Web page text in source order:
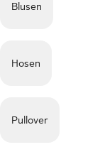
Blusen
Hosen
Pullover